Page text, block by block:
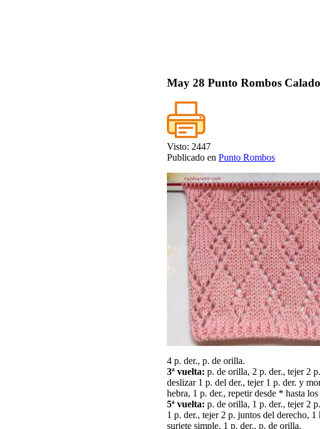
May 28 Punto Rombos
Visto: 2447
Publicado en Punto Rombos
4 p. der., p. de orilla.
3ª vuelta: p. de orilla, 2 p. der., tejer 2
deslizar 1 p. del der., tejer 1 p. der. y
hebra, 1 p. der., repetir desde * hasta
5ª vuelta: p. de orilla, 1 p. der., tejer 2
1 p. der., tejer 2 p. juntos del derecho,
surjete simple, 1 p. der., p. de orilla.